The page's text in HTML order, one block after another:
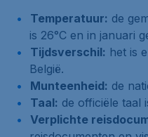
Temperatuur: de
is 26°C en in januari
Tijdsverschil: het is
België.
Munteenheid: de
Taal: de officiële taal
Verplichte